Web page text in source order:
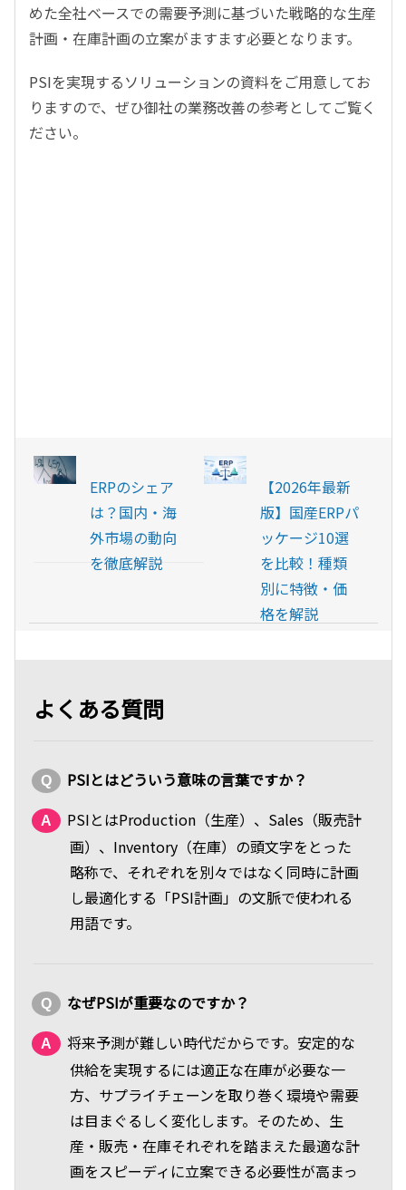
めた全社ベースでの需要予測に基づいた戦略的な生産
計画・在庫計画の立案がますます必要となります。
PSIを実現するソリューションの資料をご用意してお
りますので、ぜひ御社の業務改善の参考としてご覧く
ださい。
ERPのシェア
は？国内・海
外市場の動向
を徹底解説
【2026年最新
版】国産ERPパ
ッケージ10選
を比較！種類
別に特徴・価
格を解説
よくある質問
PSIとはどういう意味の言葉ですか？
PSIとはProduction（生産）、Sales（販売計
画）、Inventory（在庫）の頭文字をとった
略称で、それぞれを別々ではなく同時に計画
し最適化する「PSI計画」の文脈で使われる
用語です。
なぜPSIが重要なのですか？
将来予測が難しい時代だからです。安定的な
供給を実現するには適正な在庫が必要な一
方、サプライチェーンを取り巻く環境や需要
は目まぐるしく変化します。そのため、生
産・販売・在庫それぞれを踏まえた最適な計
画をスピーディに立案できる必要性が高まっ